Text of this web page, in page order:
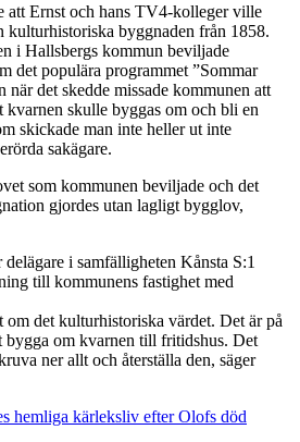
att Ernst och hans TV4-kolleger ville
kulturhistoriska byggnaden från 1858.
i Hallsbergs kommun beviljade
det populära programmet ”Sommar
när det skedde missade kommunen att
kvarnen skulle byggas om och bli en
skickade man inte heller ut inte
sakägare.
som kommunen beviljade och det
gjordes utan lagligt bygglov,
delägare i samfälligheten Kånsta S:1
till kommunens fastighet med
det kulturhistoriska värdet. Det är på
bygga om kvarnen till fritidshus. Det
ner allt och återställa den, säger
hemliga kärleksliv efter Olofs död